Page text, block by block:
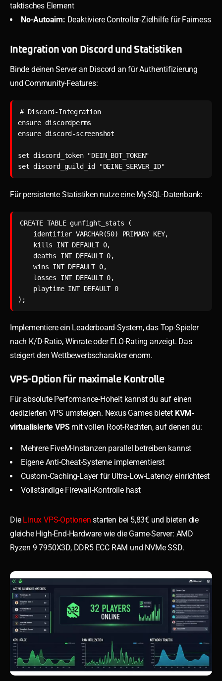
taktisches Element
No-Autoaim: Deaktiviere Controller-Zielhilfe für Fairness
Integration von Discord und Statistiken
Binde deinen Server an Discord an für Authentifizierung
und Community-Features:
# Discord-Integration
ensure discordperms
ensure discord-screenshot
set discord_token "DEIN_BOT_TOKEN"
set discord_guild_id "DEINE_SERVER_ID"
Für persistente Statistiken nutze eine MySQL-Datenbank:
CREATE TABLE gunfight_stats (
    wins INT DEFAULT 0,
);
Implementiere ein Leaderboard-System, das Top-Spieler
nach K/D-Ratio, Winrate oder ELO-Rating anzeigt. Das
steigert den Wettbewerbscharakter enorm.
VPS-Option für maximale Kontrolle
Für absolute Performance-Hoheit kannst du auf einen
dedizierten VPS umsteigen. Nexus Games bietet KVM-
virtualisierte VPSmit vollen Root-Rechten, auf denen du:
Mehrere FiveM-Instanzen parallel betreiben kannst
Eigene Anti-Cheat-Systeme implementierst
Custom-Caching-Layer für Ultra-Low-Latency einrichtest
Vollständige Firewall-Kontrolle hast
Die Linux VPS-Optionen starten bei 5,83€ und bieten die
gleiche High-End-Hardware wie die Game-Server: AMD
Ryzen 9 7950X3D, DDR5 ECC RAM und NVMe SSD.